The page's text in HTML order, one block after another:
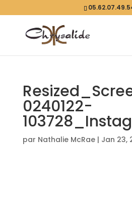
0240122-
par Nathalie McRae| Jan 23,